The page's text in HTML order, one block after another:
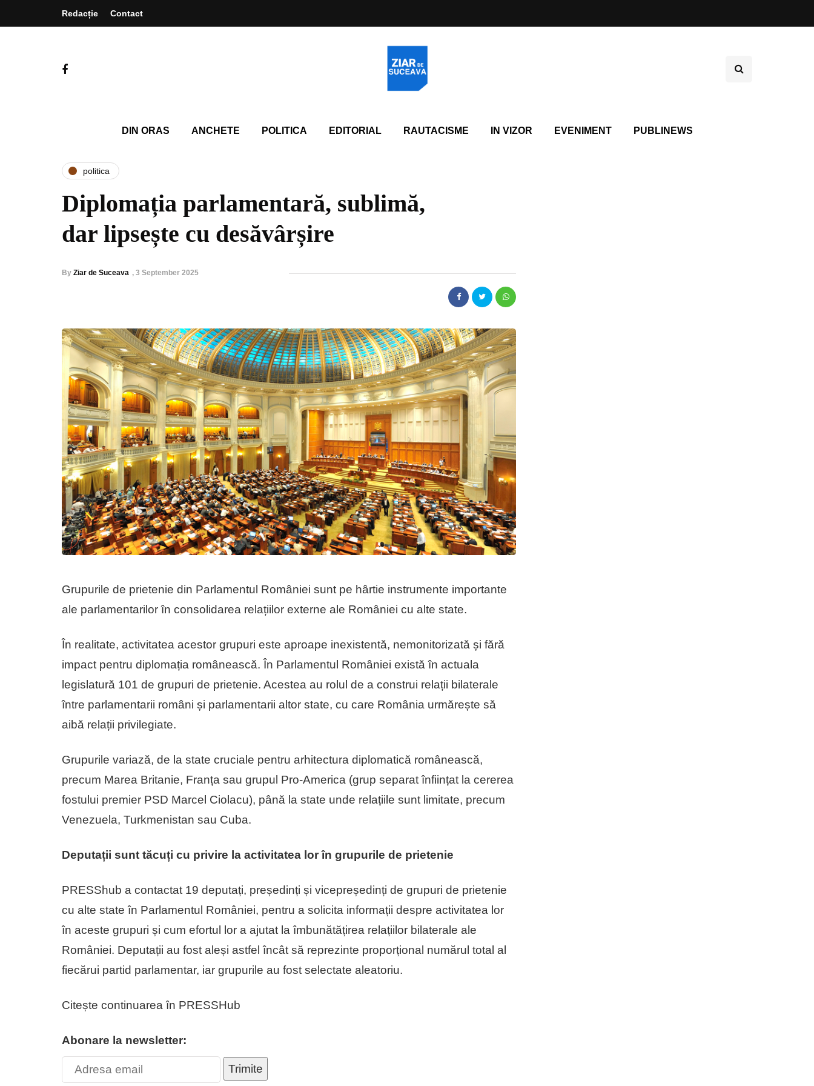
Redacție Contact
DIN ORAS ANCHETE POLITICA EDITORIAL RAUTACISME IN VIZOR EVENIMENT PUBLINEWS
politica
Diplomația parlamentară, sublimă,
dar lipsește cu desăvârșire
By Ziar de Suceava , 3 September 2025
Grupurile de prietenie din Parlamentul României sunt pe hârtie instrumente importante
ale parlamentarilor în consolidarea relațiilor externe ale României cu alte state.
În realitate, activitatea acestor grupuri este aproape inexistentă, nemonitorizată și fără
impact pentru diplomația românească. În Parlamentul României există în actuala
legislatură 101 de grupuri de prietenie. Acestea au rolul de a construi relații bilaterale
între parlamentarii români și parlamentarii altor state, cu care România urmărește să
aibă relații privilegiate.
Grupurile variază, de la state cruciale pentru arhitectura diplomatică românească,
precum Marea Britanie, Franța sau grupul Pro-America (grup separat înființat la cererea
fostului premier PSD Marcel Ciolacu), până la state unde relațiile sunt limitate, precum
Venezuela, Turkmenistan sau Cuba.
Deputații sunt tăcuți cu privire la activitatea lor în grupurile de prietenie
PRESShub a contactat 19 deputați, președinți și vicepreședinți de grupuri de prietenie
cu alte state în Parlamentul României, pentru a solicita informații despre activitatea lor
în aceste grupuri și cum efortul lor a ajutat la îmbunătățirea relațiilor bilaterale ale
României. Deputații au fost aleși astfel încât să reprezinte proporțional numărul total al
fiecărui partid parlamentar, iar grupurile au fost selectate aleatoriu.
Citește continuarea în PRESSHub
Abonare la newsletter:
Trimite